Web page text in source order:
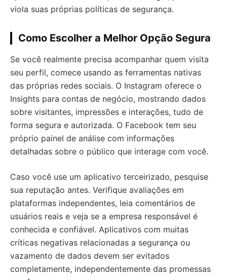
viola suas próprias políticas de segurança.
Como Escolher a Melhor Opção Segura
Se você realmente precisa acompanhar quem visita
seu perfil, comece usando as ferramentas nativas
das próprias redes sociais. O Instagram oferece o
Insights para contas de negócio, mostrando dados
sobre visitantes, impressões e interações, tudo de
forma segura e autorizada. O Facebook tem seu
próprio painel de análise com informações
detalhadas sobre o público que interage com você.
Caso você use um aplicativo terceirizado, pesquise
sua reputação antes. Verifique avaliações em
plataformas independentes, leia comentários de
usuários reais e veja se a empresa responsável é
conhecida e confiável. Aplicativos com muitas
críticas negativas relacionadas a segurança ou
vazamento de dados devem ser evitados
completamente, independentemente das promessas